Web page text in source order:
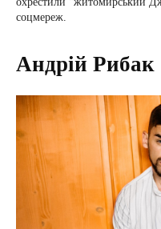
соцмереж.
Андрій Рибак